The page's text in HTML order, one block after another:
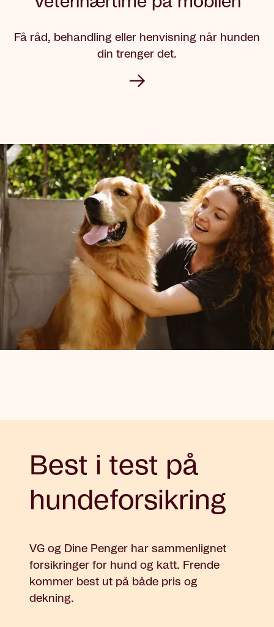
Få råd, behandling eller henvisning når hunden
din trenger det.
Best i test på
hundeforsikring
VG og Dine Penger har sammenlignet
forsikringer for hund og katt. Frende
kommer best ut på både pris og
dekning.